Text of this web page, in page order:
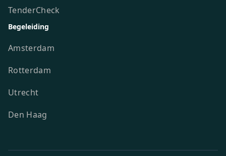
TenderCheck
Begeleiding
Amsterdam
Rotterdam
Utrecht
Den Haag